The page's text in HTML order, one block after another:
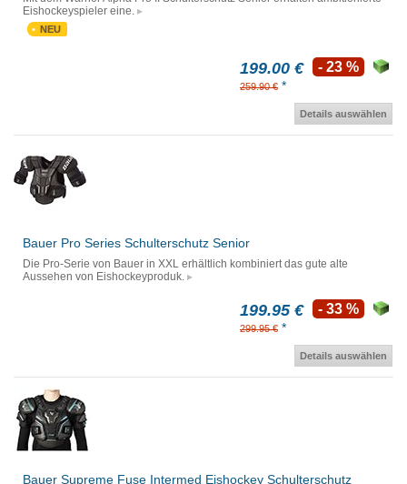
Eishockeyspieler eine.
NEU
199.00 €
259.90 € *
- 23 %
Details auswählen
Bauer Pro Series Schulterschutz Senior
Die Pro-Serie von Bauer in XXL erhältlich kombiniert das gute alte
Aussehen von Eishockeyproduk.
199.95 €
299.95 € *
- 33 %
Details auswählen
Bauer Supreme Fuse Intermed Eishockey Schulterschutz